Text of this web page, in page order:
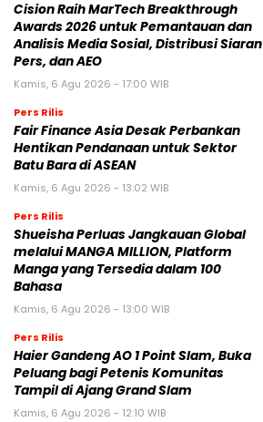
Cision Raih MarTech Breakthrough
Awards 2026 untuk Pemantauan dan
Analisis Media Sosial, Distribusi Siaran
Pers, dan AEO
Kamis, 6 Agu 2026 - 17:00 WIB
Pers Rilis
Fair Finance Asia Desak Perbankan
Hentikan Pendanaan untuk Sektor
Batu Bara di ASEAN
Kamis, 6 Agu 2026 - 13:02 WIB
Pers Rilis
Shueisha Perluas Jangkauan Global
melalui MANGA MILLION, Platform
Manga yang Tersedia dalam 100
Bahasa
Kamis, 6 Agu 2026 - 13:00 WIB
Pers Rilis
Haier Gandeng AO 1 Point Slam, Buka
Peluang bagi Petenis Komunitas
Tampil di Ajang Grand Slam
Kamis, 6 Agu 2026 - 12:10 WIB